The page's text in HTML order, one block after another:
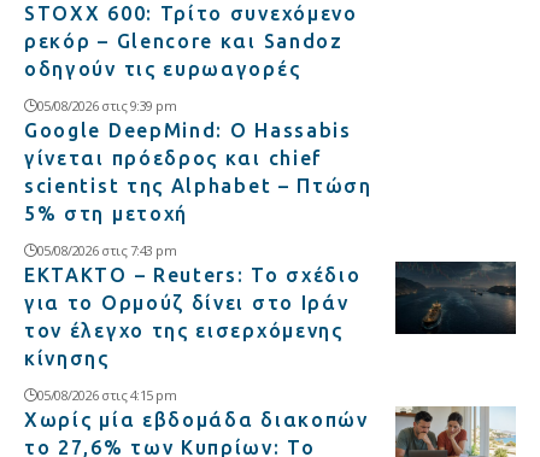
STOXX 600: Τρίτο συνεχόμενο
ρεκόρ – Glencore και Sandoz
οδηγούν τις ευρωαγορές
05/08/2026 στις 9:39 pm
Google DeepMind: Ο Hassabis
γίνεται πρόεδρος και chief
scientist της Alphabet – Πτώση
5% στη μετοχή
05/08/2026 στις 7:43 pm
ΕΚΤΑΚΤΟ – Reuters: Το σχέδιο
για το Ορμούζ δίνει στο Ιράν
τον έλεγχο της εισερχόμενης
κίνησης
05/08/2026 στις 4:15 pm
Χωρίς μία εβδομάδα διακοπών
το 27,6% των Κυπρίων: Το